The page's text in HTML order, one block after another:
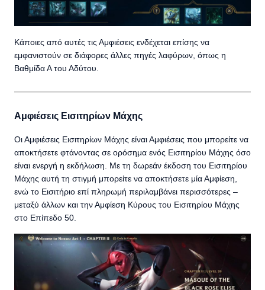
Κάποιες από αυτές τις Αμφιέσεις ενδέχεται επίσης να
εμφανιστούν σε διάφορες άλλες πηγές λαφύρων, όπως η
Βαθμίδα Α του Αδύτου.
Αμφιέσεις Εισιτηρίων Μάχης
Οι Αμφιέσεις Εισιτηρίων Μάχης είναι Αμφιέσεις που μπορείτε να
αποκτήσετε φτάνοντας σε ορόσημα ενός Εισιτηρίου Μάχης όσο
είναι ενεργή η εκδήλωση. Με τη δωρεάν έκδοση του Εισιτηρίου
Μάχης αυτή τη στιγμή μπορείτε να αποκτήσετε μία Αμφίεση,
ενώ το Εισιτήριο επί πληρωμή περιλαμβάνει περισσότερες –
μεταξύ άλλων και την Αμφίεση Κύρους του Εισιτηρίου Μάχης
στο Επίπεδο 50.